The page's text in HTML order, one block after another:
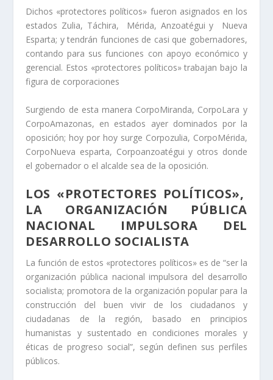
Dichos «protectores políticos» fueron asignados en los
estados Zulia, Táchira, Mérida, Anzoatégui y Nueva
Esparta; y tendrán funciones de casi que gobernadores,
contando para sus funciones con apoyo económico y
gerencial. Estos «protectores políticos» trabajan bajo la
figura de corporaciones
Surgiendo de esta manera CorpoMiranda, CorpoLara y
CorpoAmazonas, en estados ayer dominados por la
oposición; hoy por hoy surge Corpozulia, CorpoMérida,
CorpoNueva esparta, Corpoanzoatégui y otros donde
el gobernador o el alcalde sea de la oposición.
LOS «PROTECTORES POLÍTICOS»,
LA ORGANIZACIÓN PÚBLICA
NACIONAL IMPULSORA DEL
DESARROLLO SOCIALISTA
La función de estos «protectores políticos» es de “ser la
organización pública nacional impulsora del desarrollo
socialista; promotora de la organización popular para la
construcción del buen vivir de los ciudadanos y
ciudadanas de la región, basado en principios
humanistas y sustentado en condiciones morales y
éticas de progreso social”, según definen sus perfiles
públicos.